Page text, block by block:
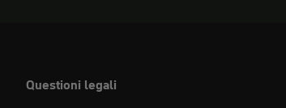
Questioni legali